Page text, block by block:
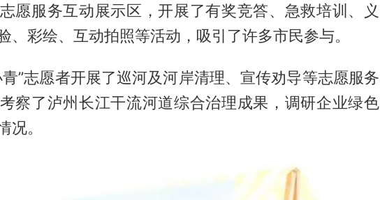
愿服务互动展示区，开展了有奖竞答、急救培训、义
、彩绘、互动拍照等活动，吸引了许多市民参与。
”志愿者开展了巡河及河岸清理、宣传劝导等志愿服务
察了泸州长江干流河道综合治理成果，调研企业绿色
况。